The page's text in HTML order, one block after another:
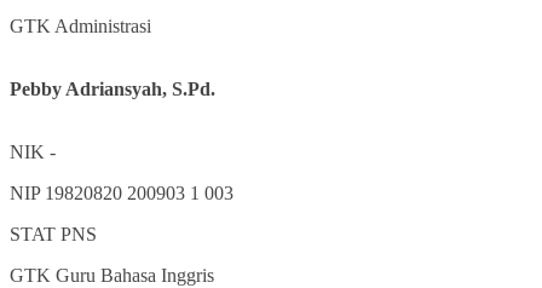
GTK Administrasi
Pebby Adriansyah, S.Pd.
NIK -
NIP 19820820 200903 1 003
STAT PNS
GTK Guru Bahasa Inggris